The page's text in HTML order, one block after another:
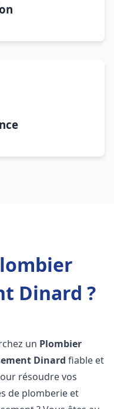
Dinard ?
un Plombier
Dinard fiable et
résoudre vos
de plomberie et